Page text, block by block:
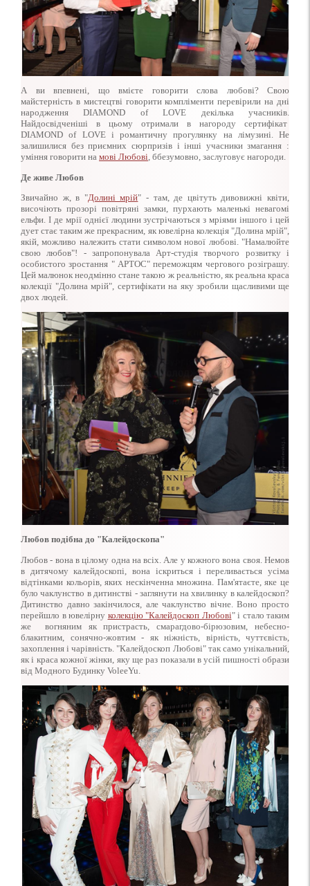
А ви впевнені, що вмієте говорити слова любові? Свою
майстерність в мистецтві говорити компліменти перевірили на дні
народження DIAMOND of LOVE декілька учасників.
Найдосвідченіші в цьому отримали в нагороду сертифікат
DIAMOND of LOVE і романтичну прогулянку на лімузині. Не
залишилися без приємних сюрпризів і інші учасники змагання :
уміння говорити на мові Любові, ббезумовно, заслуговує нагороди.
Де живе Любов
Звичайно ж, в "Долині мрій" - там, де цвітуть дивовижні квіти,
височіють прозорі повітряні замки, пурхають маленькі невагомі
ельфи. І де мрії однієї людини зустрічаються з мріями іншого і цей
дует стає таким же прекрасним, як ювелірна колекція "Долина мрій",
якій, можливо належить стати символом нової любові. "Намалюйте
свою любов"! - запропонувала Арт-студія творчого розвитку і
особистого зростання " АРТОС" переможцям чергового розіграшу.
Цей малюнок неодмінно стане такою ж реальністю, як реальна краса
колекції "Долина мрій", сертифікати на яку зробили щасливими ще
двох людей.
Любов подібна до "Калейдоскопа"
Любов - вона в цілому одна на всіх. Але у кожного вона своя. Немов
в дитячому калейдоскопі, вона іскриться і переливається усіма
відтінками кольорів, яких нескінченна множина. Пам'ятаєте, яке це
було чаклунство в дитинстві - заглянути на хвилинку в калейдоскоп?
Дитинство давно закінчилося, але чаклунство вічне. Воно просто
перейшло в ювелірну колекцію "Калейдоскоп Любові" і стало таким
же вогняним як пристрасть, смарагдово-бірюзовим, небесно-
блакитним, сонячно-жовтим - як ніжність, вірність, чуттєвість,
захоплення і чарівність. "Калейдоскоп Любові" так само унікальний,
як і краса кожної жінки, яку ще раз показали в усій пишності образи
від Модного Будинку VoleeYu.